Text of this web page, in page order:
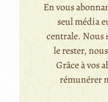
En vous
seul média
centrale. Nous
le rester,
Grâce à vos
rémunérer